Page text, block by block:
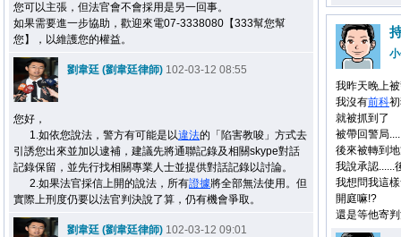
您可以主張，但法官會不會採用是另一回事。
如果需要進一步協助，歡迎來電07-3338080【333幫您幫
您】，以維護您的權益。
劉韋廷 (劉韋廷律師) 102-03-12 08:55
您好，
1.如依您說法，警方有可能是以違法的「陷害教唆」方式去
引誘您出來並加以逮補，建議先將通聯記錄及相關skype對話
記錄保留，並先行找相關專業人士並提供對話記錄以討論。
2.如果法官採信上開的說法，所有證據將全部無法使用。但
實際上刑度仍要以法官判決說了算，仍有機會爭取。
劉韋廷 (劉韋廷律師) 102-03-12 09:01
我昨天晚上
我沒有前科
就被抓到了
被帶回警局
後來被轉到
我說承認......
我想問我這
開庭嘛!?
還是等他寄